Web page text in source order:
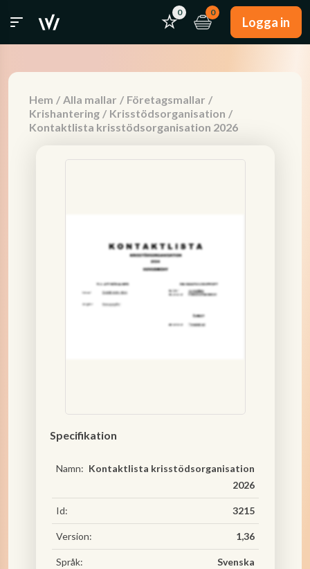
0 0
Logga in
Hem / Alla mallar / Företagsmallar /
Krishantering / Krisstödsorganisation /
Kontaktlista krisstödsorganisation 2026
Specifikation
Namn: Kontaktlista krisstödsorganisation
2026
Id: 3215
Version: 1,36
Språk: Svenska